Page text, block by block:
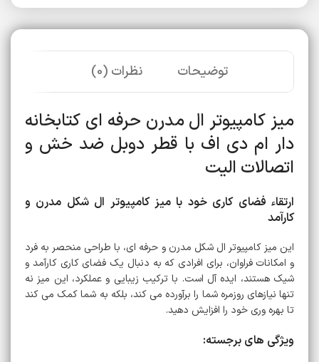
توضیحات نظرات (0)
میز کامپیوتر ال مدرن حرفه ای کتابخانه
دار ام دی اف با قطر دوبل ضد خش و
اتصالات الیت
ارتقاء فضای کاری خود با میز کامپیوتر ال شکل مدرن و
کارآمد
این میز کامپیوتر ال شکل مدرن و حرفه ای، با طراحی منحصر به فرد
و امکانات فراوان، برای افرادی که به دنبال یک فضای کاری کارآمد و
شیک هستند، ایده آل است. با ترکیب زیبایی و عملکرد، این میز نه
تنها نیازهای روزمره شما را برآورده می کند، بلکه به شما کمک می کند
تا بهره وری خود را افزایش دهید.
ویژگی های برجسته: